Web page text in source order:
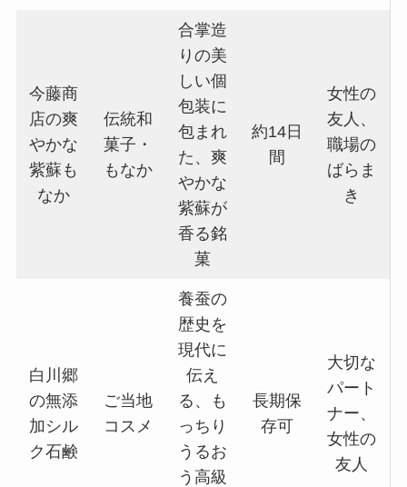
今藤商
店の爽
やかな
紫蘇も
なか
伝統和
菓子・
もなか
合掌造
りの美
しい個
包装に
包まれ
た、爽
やかな
紫蘇が
香る銘
菓
約14日
間
女性の
友人、
職場の
ばらま
き
白川郷
の無添
加シル
ク石鹸
ご当地
コスメ
養蚕の
歴史を
現代に
伝え
る、も
っちり
うるお
う高級
長期保
存可
大切な
パート
ナー、
女性の
友人